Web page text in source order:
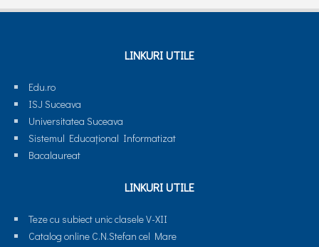
LINKURI UTILE
Edu.ro
ISJ Suceava
Universitatea Suceava
Sistemul Educaţional Informatizat
Bacalaureat
LINKURI UTILE
Teze cu subiect unic clasele V-XII
Catalog online C.N.Stefan cel Mare